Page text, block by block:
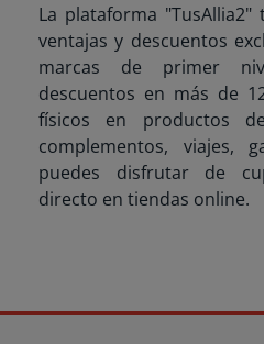
La plataforma
ventajas y descuentos
marcas de primer
descuentos en más de
físicos en productos
complementos, viajes,
puedes disfrutar de
directo en tiendas online.